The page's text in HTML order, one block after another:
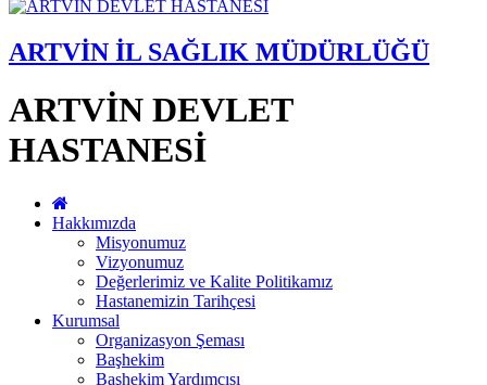
ARTVİN İL SAĞLIK MÜDÜRLÜĞÜ
ARTVİN DEVLET
HASTANESİ
Hakkımızda
Misyonumuz
Vizyonumuz
Değerlerimiz ve Kalite Politikamız
Hastanemizin Tarihçesi
Kurumsal
Organizasyon Şeması
Başhekim
Başhekim Yardımcısı